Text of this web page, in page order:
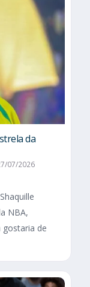
da
07/2026
NBA,
gostaria de